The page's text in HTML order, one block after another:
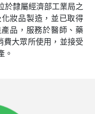
於隸屬經濟部工業局之
化妝品製造，並已取得
品，服務於醫師、藥
費大眾所使用，並接受
。